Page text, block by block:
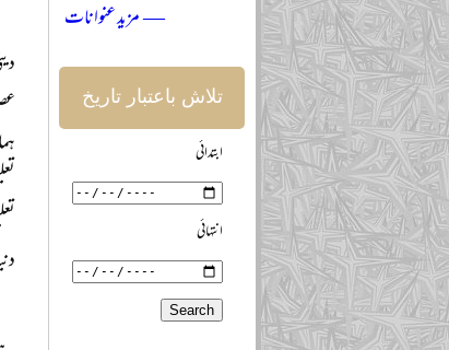
— مزید عنوانات
تلاش باعتبار تاریخ
ابتدائی
انتہائی